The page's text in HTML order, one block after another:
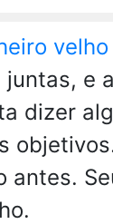
velho
juntas, e
dizer
antes.